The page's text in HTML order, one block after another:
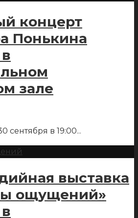
концерт
Понькина
зале
сентября в 19:00...
выставка
ощущений»